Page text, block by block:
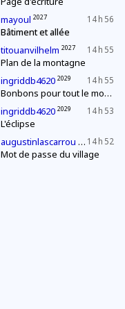
14 h 56
mayoul 2027
Bâtiment et allée
14 h 55
titouanvilhelm 2027
Plan de la montagne
14 h 55
ingriddb4620 2029
Bonbons pour tout le monde !
14 h 53
ingriddb4620 2029
L'éclipse
14 h 52
augustinlascarrou 2027
Mot de passe du village